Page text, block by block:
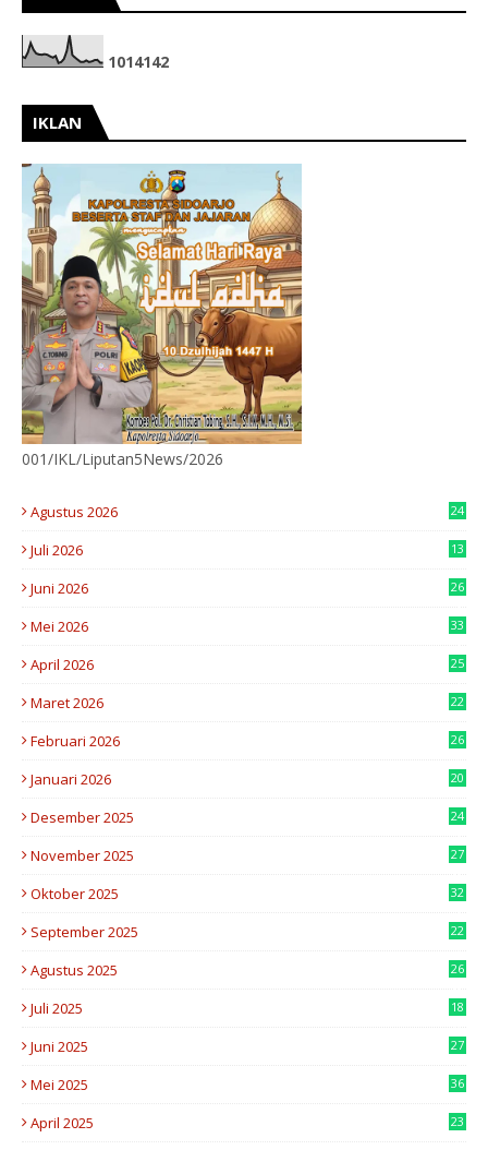
1014142
IKLAN
001/IKL/Liputan5News/2026
Agustus 2026 24
Juli 2026
13
Juni 2026
26
Mei 2026
33
April 2026
25
Maret 2026
22
Februari 2026
26
Januari 2026
20
Desember 2025
24
November 2025
27
Oktober 2025
32
September 2025
22
Agustus 2025
26
Juli 2025
18
Juni 2025
27
Mei 2025
36
April 2025
23